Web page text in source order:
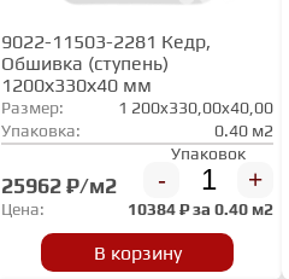
9022-11503-2281 Кедр,
Обшивка (ступень)
1200х330х40 мм
Размер:
1 200x330,00x40,00
Упаковка:
0.40 м2
25962 ₽/м2
Упаковок
- +
Цена: 10384₽ за0.40 м2
В корзину